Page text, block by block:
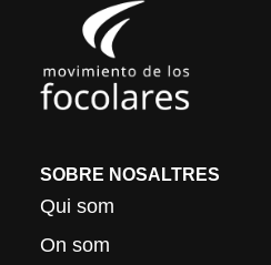
SOBRE NOSALTRES
Qui som
On som